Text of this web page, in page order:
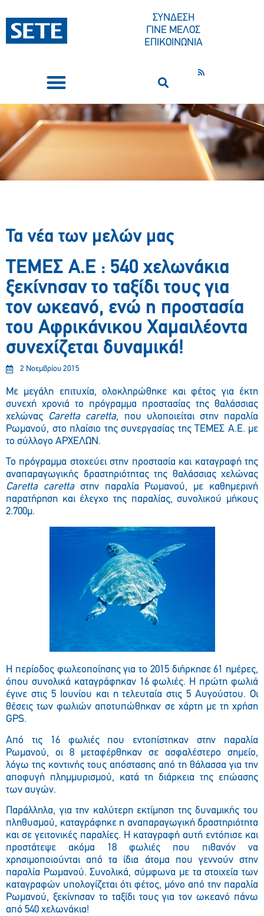
ΣΥΝΔΕΣΗ
ΓΙΝΕ ΜΕΛΟΣ
ΕΠΙΚΟΙΝΩΝΙΑ
Τα νέα των μελών μας
ΤΕΜΕΣ Α.Ε : 540 χελωνάκια
ξεκίνησαν το ταξίδι τους για
τον ωκεανό, ενώ η προστασία
του Αφρικάνικου Χαμαιλέοντα
συνεχίζεται δυναμικά!
2 Νοεμβρίου 2015
Με μεγάλη επιτυχία, ολοκληρώθηκε και φέτος για έκτη
συνεχή χρονιά το πρόγραμμα προστασίας της θαλάσσιας
χελώνας Caretta caretta, που υλοποιείται στην παραλία
Ρωμανού, στο πλαίσιο της συνεργασίας της ΤΕΜΕΣ Α.Ε. με
το σύλλογο ΑΡΧΕΛΩΝ.
Το πρόγραμμα στοχεύει στην προστασία και καταγραφή της
αναπαραγωγικής δραστηριότητας της θαλάσσιας χελώνας
Caretta carettaστην παραλία Ρωμανού, με καθημερινή
παρατήρηση και έλεγχο της παραλίας, συνολικού μήκους
2.700μ.
Η περίοδος φωλεοποίησης για το 2015 διήρκησε 61 ημέρες,
όπου συνολικά καταγράφηκαν 16 φωλιές. Η πρώτη φωλιά
έγινε στις 5 Ιουνίου και η τελευταία στις 5 Αυγούστου. Οι
θέσεις των φωλιών αποτυπώθηκαν σε χάρτη με τη χρήση
GPS.
Από τις 16 φωλιές που εντοπίστηκαν στην παραλία
Ρωμανού, οι 8 μεταφέρθηκαν σε ασφαλέστερο σημείο,
λόγω της κοντινής τους απόστασης από τη θάλασσα για την
αποφυγή πλημμυρισμού, κατά τη διάρκεια της επώασης
των αυγών.
Παράλληλα, για την καλύτερη εκτίμηση της δυναμικής του
πληθυσμού, καταγράφηκε η αναπαραγωγική δραστηριότητα
και σε γειτονικές παραλίες. Η καταγραφή αυτή εντόπισε και
προστάτεψε ακόμα 18 φωλιές που πιθανόν να
χρησιμοποιούνται από τα ίδια άτομα που γεννούν στην
παραλία Ρωμανού. Συνολικά, σύμφωνα με τα στοιχεία των
καταγραφών υπολογίζεται ότι φέτος, μόνο από την παραλία
Ρωμανού, ξεκίνησαν το ταξίδι τους για τον ωκεανό πάνω
από 540 χελωνάκια!